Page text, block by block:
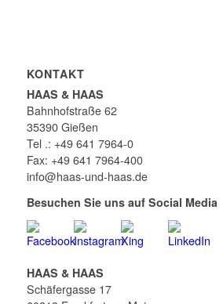
KONTAKT
HAAS & HAAS
Bahnhofstraße 62
35390 Gießen
Tel .: +49 641 7964-0
Fax: +49 641 7964-400
info@haas-und-haas.de
Besuchen Sie uns auf Social Media
HAAS & HAAS
Schäfergasse 17